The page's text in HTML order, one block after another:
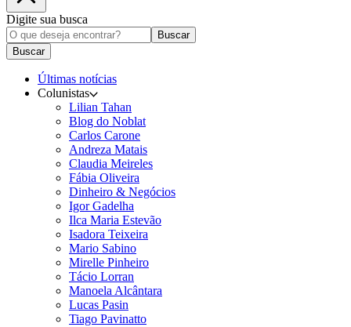
Digite sua busca
Buscar
Buscar
Últimas notícias
Colunistas
Lilian Tahan
Blog do Noblat
Carlos Carone
Andreza Matais
Claudia Meireles
Fábia Oliveira
Dinheiro & Negócios
Igor Gadelha
Ilca Maria Estevão
Isadora Teixeira
Mario Sabino
Mirelle Pinheiro
Tácio Lorran
Manoela Alcântara
Lucas Pasin
Tiago Pavinatto